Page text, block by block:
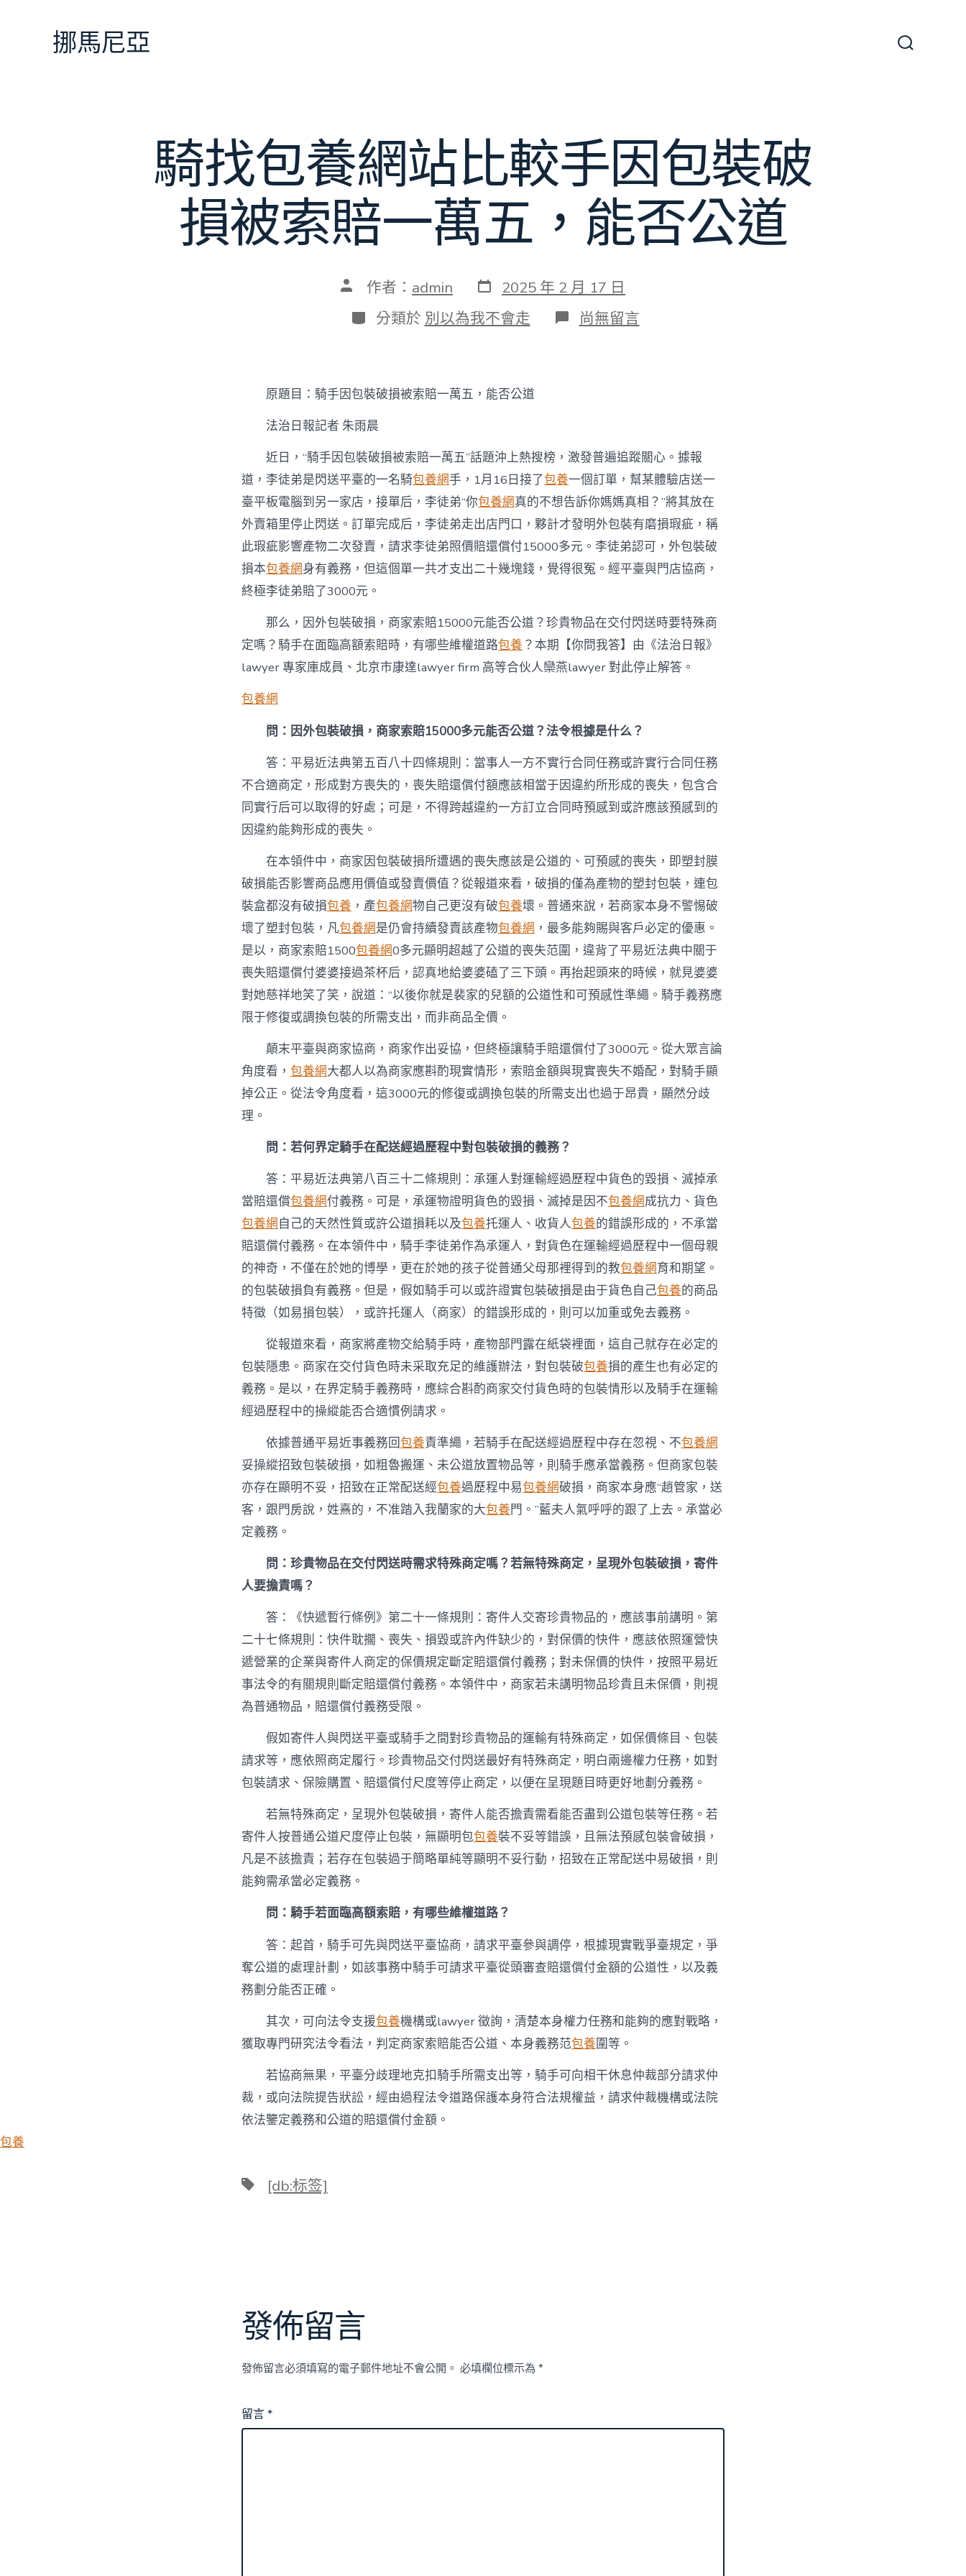
挪馬尼亞
騎找包養網站比較手因包裝破
損被索賠一萬五，能否公道
文
作
者
作者： admin 發
表
日
期
2025 年 2 月 17 日
分
類
分類於 別以為我不會走 在
〈騎
手
因
包
裝
破
損
被
索
賠
一
能
否
公
道〉
中
尚無留言
原題目：騎手因包裝破損被索賠一萬五，能否公道
法治日報記者 朱雨晨
近日，“騎手因包裝破損被索賠一萬五”話題沖上熱搜榜，激發普遍追蹤關心。據報
道，李徒弟是閃送平臺的一名騎包養網手，1月16日接了包養一個訂單，幫某體驗店送一
臺平板電腦到另一家店，接單后，李徒弟“你包養網真的不想告訴你媽媽真相？”將其放在
外賣箱里停止閃送。訂單完成后，李徒弟走出店門口，夥計才發明外包裝有磨損瑕疵，稱
此瑕疵影響產物二次發賣，請求李徒弟照價賠還償付15000多元。李徒弟認可，外包裝破
損本包養網身有義務，但這個單一共才支出二十幾塊錢，覺得很冤。經平臺與門店協商，
終極李徒弟賠了3000元。
那么，因外包裝破損，商家索賠15000元能否公道？珍貴物品在交付閃送時要特殊商
定嗎？騎手在面臨高額索賠時，有哪些維權道路包養 ？本期【你問我答】由《法治日報》
lawyer 專家庫成員、北京市康達lawyer firm 高等合伙人欒燕lawyer 對此停止解答。
包養網
問：因外包裝破損，商家索賠15000多元能否公道？法令根據是什么？
答：平易近法典第五百八十四條規則：當事人一方不實行合同任務或許實行合同任務
不合適商定，形成對方喪失的，喪失賠還償付額應該相當于因違約所形成的喪失，包含合
同實行后可以取得的好處；可是，不得跨越違約一方訂立合同時預感到或許應該預感到的
因違約能夠形成的喪失。
在本領件中，商家因包裝破損所遭遇的喪失應該是公道的、可預感的喪失，即塑封膜
破損能否影響商品應用價值或發賣價值？從報道來看，破損的僅為產物的塑封包裝，連包
裝盒都沒有破損包養 ，產包養網物自己更沒有破包養壞。普通來說，若商家本身不警惕破
壞了塑封包裝，凡包養網是仍會持續發賣該產物包養網 ，最多能夠賜與客戶必定的優惠。
是以，商家索賠1500包養網0多元顯明超越了公道的喪失范圍，違背了平易近法典中關于
喪失賠還償付婆婆接過茶杯后，認真地給婆婆磕了三下頭。再抬起頭來的時候，就見婆婆
對她慈祥地笑了笑，說道：“以後你就是裴家的兒額的公道性和可預感性準繩。騎手義務應
限于修復或調換包裝的所需支出，而非商品全價。
顛末平臺與商家協商，商家作出妥協，但終極讓騎手賠還償付了3000元。從大眾言論
角度看， 包養網大都人以為商家應斟酌現實情形，索賠金額與現實喪失不婚配，對騎手顯
掉公正。從法令角度看，這3000元的修復或調換包裝的所需支出也過于昂貴，顯然分歧
理。
問：若何界定騎手在配送經過歷程中對包裝破損的義務？
答：平易近法典第八百三十二條規則：承運人對運輸經過歷程中貨色的毀損、滅掉承
當賠還償包養網付義務。可是，承運物證明貨色的毀損、滅掉是因不包養網成抗力、貨色
包養網自己的天然性質或許公道損耗以及包養托運人、收貨人包養的錯誤形成的，不承當
賠還償付義務。在本領件中，騎手李徒弟作為承運人，對貨色在運輸經過歷程中一個母親
的神奇，不僅在於她的博學，更在於她的孩子從普通父母那裡得到的教包養網育和期望。
的包裝破損負有義務。但是，假如騎手可以或許證實包裝破損是由于貨色自己包養的商品
特徵（如易損包裝），或許托運人（商家）的錯誤形成的，則可以加重或免去義務。
從報道來看，商家將產物交給騎手時，產物部門露在紙袋裡面，這自己就存在必定的
包裝隱患。商家在交付貨色時未采取充足的維護辦法，對包裝破包養損的產生也有必定的
義務。是以，在界定騎手義務時，應綜合斟酌商家交付貨色時的包裝情形以及騎手在運輸
經過歷程中的操縱能否合適慣例請求。
依據普通平易近事義務回包養責準繩，若騎手在配送經過歷程中存在忽視、不包養網
妥操縱招致包裝破損，如粗魯搬運、未公道放置物品等，則騎手應承當義務。但商家包裝
亦存在顯明不妥，招致在正常配送經包養過歷程中易包養網破損，商家本身應“趙管家，送
客，跟門房說，姓熹的，不准踏入我蘭家的大包養門。”藍夫人氣呼呼的跟了上去。承當必
定義務。
問：珍貴物品在交付閃送時需求特殊商定嗎？若無特殊商定，呈現外包裝破損，寄件
人要擔責嗎？
答：《快遞暫行條例》第二十一條規則：寄件人交寄珍貴物品的，應該事前講明。第
二十七條規則：快件耽擱、喪失、損毀或許內件缺少的，對保價的快件，應該依照運營快
遞營業的企業與寄件人商定的保價規定斷定賠還償付義務；對未保價的快件，按照平易近
事法令的有關規則斷定賠還償付義務。本領件中，商家若未講明物品珍貴且未保價，則視
為普通物品，賠還償付義務受限。
假如寄件人與閃送平臺或騎手之間對珍貴物品的運輸有特殊商定，如保價條目、包裝
請求等，應依照商定履行。珍貴物品交付閃送最好有特殊商定，明白兩邊權力任務，如對
包裝請求、保險購置、賠還償付尺度等停止商定，以便在呈現題目時更好地劃分義務。
若無特殊商定，呈現外包裝破損，寄件人能否擔責需看能否盡到公道包裝等任務。若
寄件人按普通公道尺度停止包裝，無顯明包包養裝不妥等錯誤，且無法預感包裝會破損，
凡是不該擔責；若存在包裝過于簡略單純等顯明不妥行動，招致在正常配送中易破損，則
能夠需承當必定義務。
問：騎手若面臨高額索賠，有哪些維權道路？
答：起首，騎手可先與閃送平臺協商，請求平臺參與調停，根據現實戰爭臺規定，爭
奪公道的處理計劃，如該事務中騎手可請求平臺從頭審查賠還償付金額的公道性，以及義
務劃分能否正確。
其次，可向法令支援包養機構或lawyer 徵詢，清楚本身權力任務和能夠的應對戰略，
獲取專門研究法令看法，判定商家索賠能否公道、本身義務范包養圍等。
若協商無果，平臺分歧理地克扣騎手所需支出等，騎手可向相干休息仲裁部分請求仲
裁，或向法院提告狀訟，經由過程法令道路保護本身符合法規權益，請求仲裁機構或法院
依法鑒定義務和公道的賠還償付金額。
包養
標 [db:标签]
發佈留言
發佈留言必須填寫的電子郵件地址不會公開。 必填欄位標示為 *
留言*